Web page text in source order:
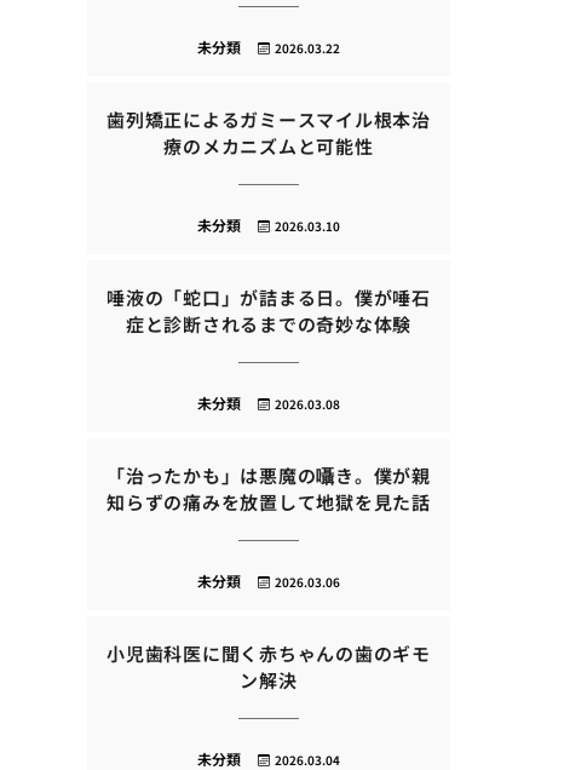
2026.03.22
未分類
歯列矯正によるガミースマイル根本治
療のメカニズムと可能性
2026.03.10
未分類
唾液の「蛇口」が詰まる日。僕が唾石
症と診断されるまでの奇妙な体験
2026.03.08
未分類
「治ったかも」は悪魔の囁き。僕が親
知らずの痛みを放置して地獄を見た話
2026.03.06
未分類
小児歯科医に聞く赤ちゃんの歯のギモ
ン解決
2026.03.04
未分類